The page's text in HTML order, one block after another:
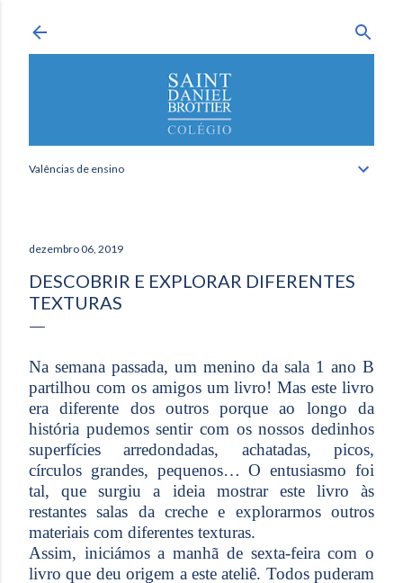
Valências de ensino
dezembro 06, 2019
DESCOBRIR E EXPLORAR DIFERENTES
TEXTURAS
Na semana passada, um menino da sala 1 ano B
partilhou com os amigos um livro! Mas este livro
era diferente dos outros porque ao longo da
história pudemos sentir com os nossos dedinhos
superfícies arredondadas, achatadas, picos,
círculos grandes, pequenos… O entusiasmo foi
tal, que surgiu a ideia mostrar este livro às
restantes salas da creche e explorarmos outros
materiais com diferentes texturas.
Assim, iniciámos a manhã de sexta-feira com o
livro que deu origem a este ateliê. Todos puderam